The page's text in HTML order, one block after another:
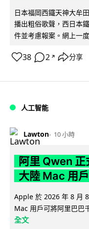
日本福岡西鐵天神大牟
播出粗俗歌聲，西日本
件並考慮報案。網上一
38 2 ↗ 分享
人工智能
Lawton 10 小時
阿里 Qwen
大陸 Mac 用
Apple 於 2026 年 8 月
Mac 用戶可將阿里巴巴
全文